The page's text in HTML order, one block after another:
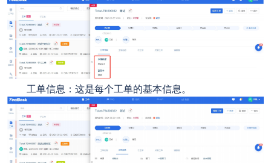
工单信息：这是每个工单的基本信息。